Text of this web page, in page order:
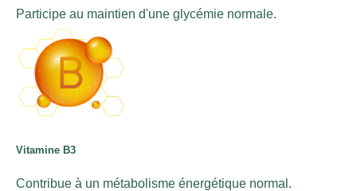
Participe au maintien d'une glycémie normale.
Vitamine B3
Contribue à un métabolisme énergétique normal.